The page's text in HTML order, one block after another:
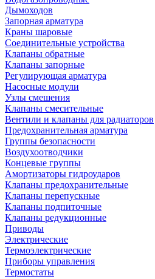
Дымоходов
Запорная арматура
Краны шаровые
Соединительные устройства
Клапаны обратные
Клапаны запорные
Регулирующая арматура
Насосные модули
Узлы смешения
Клапаны смесительные
Вентили и клапаны для радиаторов
Предохранительная арматура
Группы безопасности
Воздухоотводчики
Концевые группы
Амортизаторы гидроударов
Клапаны предохранительные
Клапаны перепускные
Клапаны подпиточные
Клапаны редукционные
Приводы
Электрические
Термоэлектрические
Приборы управления
Термостаты